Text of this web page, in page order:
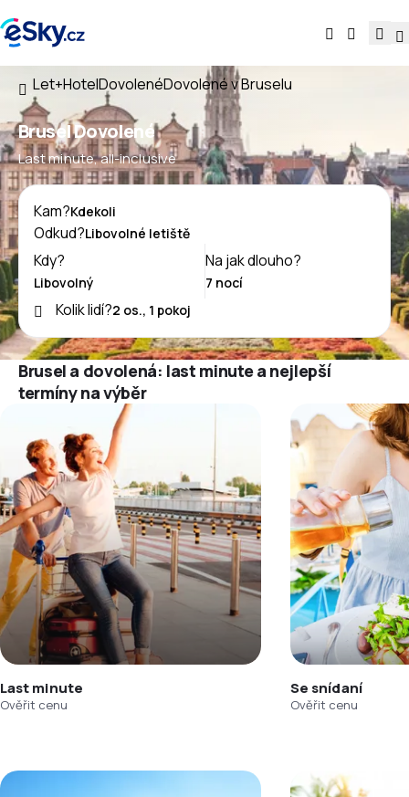
Let+HotelDovolenéDovolené v Bruselu
Brusel Dovolené
Last minute, all-inclusive
Kam?
Odkud?
Kdy?
Na jak dlouho?
Kolik lidí?
Brusel a dovolená: last minute a nejlepší
termíny na výběr
Last minute
Ověřit cenu
Se snídaní
Ověřit cenu